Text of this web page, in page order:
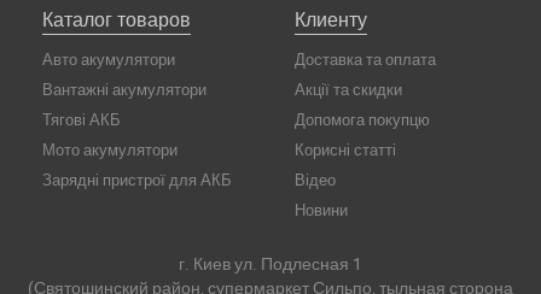
Каталог товаров
Авто акумулятори
Вантажні акумулятори
Тягові АКБ
Мото акумулятори
Зарядні пристрої для АКБ
Клиенту
Доставка та оплата
Акції та скидки
Допомога покупцю
Корисні статті
Відео
Новини
г. Киев ул. Подлесная 1
(Святошинский район, супермаркет Сильпо, тыльная сторона